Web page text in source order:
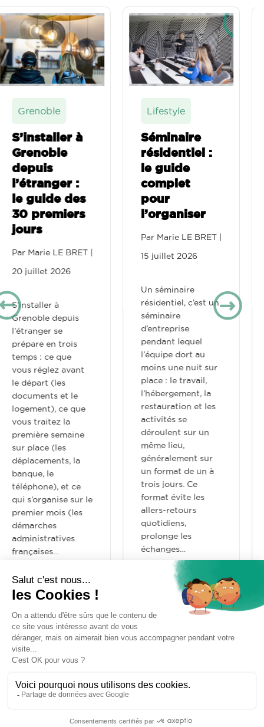
Lifestyle
Séminaire
résidentiel :
le guide
complet
pour
l’organiser
Par
15 juillet 2026
résidentiel, c’est un
séminaire
d’entreprise
pendant lequel
l’équipe dort au
moins une nuit sur
place : le travail,
l’hébergement, la
restauration et les
activités se
déroulent sur un
même lieu,
généralement sur
un format de un à
trois jours. Ce
format évite les
allers-retours
quotidiens,
prolonge les
échanges…
Villeneuve
d'Asq
Logement
étudiant à
Lille et
Villeneuve-
d’Ascq :
stage,
échange
ParMarie LE BRET
10 juillet 2026
À Compiègne, un
étudiant de l’UTC
ou de l’ESCOM qui
cherche un toit
pour quelques mois
se heurte vite à une
réalité locale :
l’offre étudiante
flexible est mince,
et les baux sont
plus souvent taillés
pour douze mois
minimum. Or un
échange, un stage
ou une mission de
doctorat…
vivre, rire, dormir, bosser,